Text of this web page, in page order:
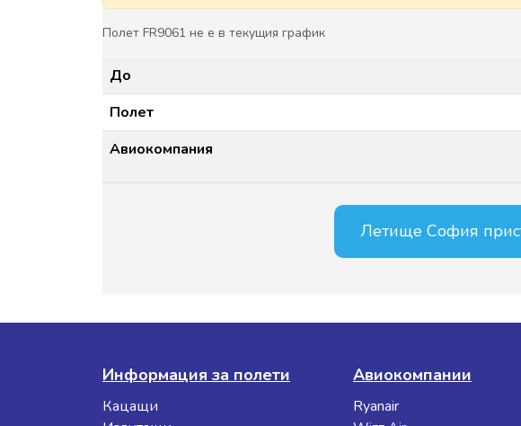
Полет FR9061 не е в текущия график
До
Полет
Авиокомпания
Летище София
Информация за полети
Кацащи
Авиокомпании
Ryanair